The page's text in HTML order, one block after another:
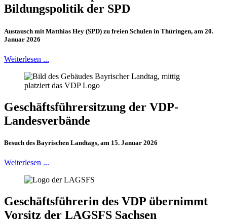
Bildungspolitik der SPD
Austausch mit Matthias Hey (SPD) zu freien Schulen in Thüringen, am 20.
Januar 2026
Weiterlesen ...
Geschäftsführersitzung der VDP-
Landesverbände
Besuch des Bayrischen Landtags, am 15. Januar 2026
Weiterlesen ...
Geschäftsführerin des VDP übernimmt
Vorsitz der LAGSFS Sachsen